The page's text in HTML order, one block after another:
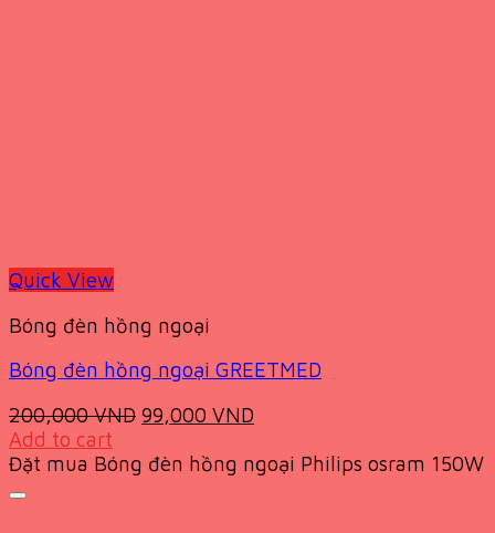
Quick View
Bóng đèn hồng ngoại
Bóng đèn hồng ngoại GREETMED
200,000VND Original
was:
99,000 VND
is:
Add to cart
Đặt mua Bóng đèn hồng ngoại Philips osram 150W